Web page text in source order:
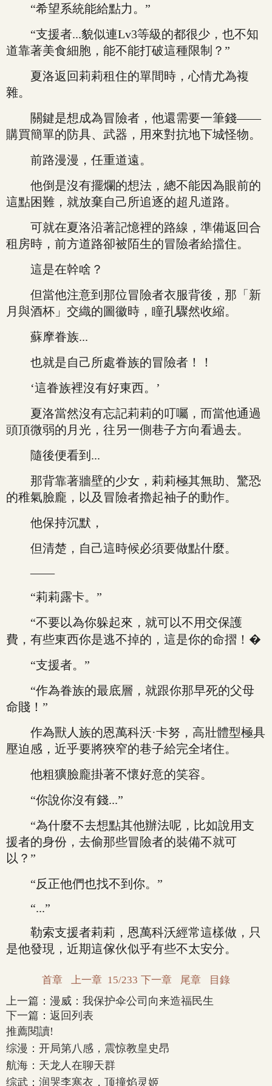
“希望系統能給點力。”
“支援者...貌似連Lv3等級的都很少，也不知
道靠著美食細胞，能不能打破這種限制？”
夏洛返回莉莉租住的單間時，心情尤為複
雜。
關鍵是想成為冒險者，他還需要一筆錢——
購買簡單的防具、武器，用來對抗地下城怪物。
前路漫漫，任重道遠。
他倒是沒有擺爛的想法，總不能因為眼前的
這點困難，就放棄自己所追逐的超凡道路。
可就在夏洛沿著記憶裡的路線，準備返回合
租房時，前方道路卻被陌生的冒險者給擋住。
這是在幹啥？
但當他注意到那位冒險者衣服背後，那「新
月與酒杯」交織的圖徽時，瞳孔驟然收縮。
蘇摩眷族...
也就是自己所處眷族的冒險者！！
‘這眷族裡沒有好東西。’
夏洛當然沒有忘記莉莉的叮囑，而當他通過
頭頂微弱的月光，往另一側巷子方向看過去。
隨後便看到...
那背靠著牆壁的少女，莉莉極其無助、驚恐
的稚氣臉龐，以及冒險者擼起袖子的動作。
他保持沉默，
但清楚，自己這時候必須要做點什麼。
——
“莉莉露卡。”
“不要以為你躲起來，就可以不用交保護
費，有些東西你是逃不掉的，這是你的命摺！�
“支援者。”
“作為眷族的最底層，就跟你那早死的父母
命賤！”
作為獸人族的恩萬科沃·卡努，高壯體型極具
壓迫感，近乎要將狹窄的巷子給完全堵住。
他粗獷臉龐掛著不懷好意的笑容。
“你說你沒有錢...”
“為什麼不去想點其他辦法呢，比如說用支
援者的身份，去偷那些冒險者的裝備不就可
以？”
“反正他們也找不到你。”
“...”
勒索支援者莉莉，恩萬科沃經常這樣做，只
是他發現，近期這傢伙似乎有些不太安分。
首章 上一章 15/233 下一章 尾章 目錄
上一篇： 漫威：我保护伞公司向来造福民生
下一篇： 返回列表
推薦閱讀!
综漫：开局第八感，震惊教皇史昂
航海：天龙人在聊天群
综武：润哭李寒衣，顶撞焰灵姬